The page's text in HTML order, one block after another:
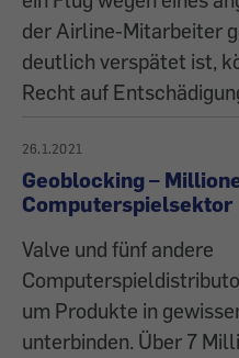
der Airline-Mitarbeiter
deutlich verspätet ist,
Recht auf
26.1.2021
Geoblocking –
Computerspielsektor
Valve und fünf andere
um Produkte in
unterbinden. Über 7